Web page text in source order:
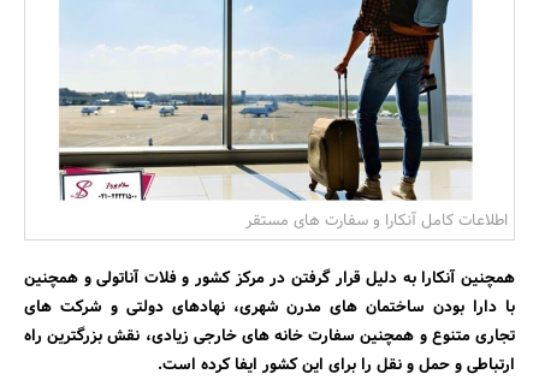
مسکن و ساختمان
اطلاعات کامل آنکارا و سفارت های مستقر
همچنین آنکارا به دلیل قرار گرفتن در مرکز کشور و فلات آناتولی و همچنین
با دارا بودن ساختمان های مدرن شهری، نهادهای دولتی و شرکت های
تجاری متنوع و همچنین سفارت خانه های خارجی زیادی، نقش بزرگترین راه
ارتباطی و حمل و نقل را برای این کشور ایفا کرده است.